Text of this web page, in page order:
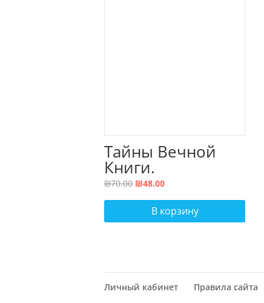
Тайны Вечной
Книги.
Каббалистически
й комментарий к
Торе, том 2
₪70.00 Первоначальная
составляла
₪70.00.
₪48.00Текущая
₪48.00.
В корзину
Личный кабинет Правила сайта